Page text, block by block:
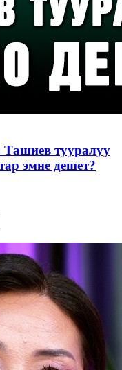
тууралуу
эмне дешет?